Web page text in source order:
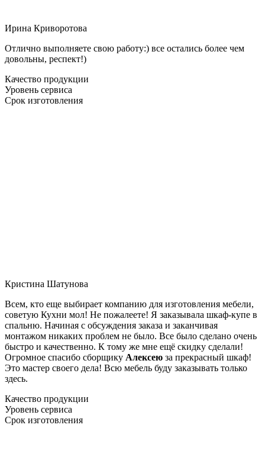
Ирина Криворотова
Отлично выполняете свою работу:) все остались более чем
довольны, респект!)
Качество продукции
Уровень сервиса
Срок изготовления
Кристина Шатунова
Всем, кто еще выбирает компанию для изготовления мебели,
советую Кухни мол! Не пожалеете! Я заказывала шкаф-купе в
спальню. Начиная с обсуждения заказа и заканчивая
монтажом никаких проблем не было. Все было сделано очень
быстро и качественно. К тому же мне ещё скидку сделали!
Огромное спасибо сборщику Алексею за прекрасный шкаф!
Это мастер своего дела! Всю мебель буду заказывать только
здесь.
Качество продукции
Уровень сервиса
Срок изготовления